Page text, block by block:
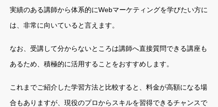
実績のある講師から体系的にWebマーケティングを学びたい方に
は、非常に向いていると言えます。
なお、受講して分からないところは講師へ直接質問できる講座も
あるため、積極的に活用することをおすすめします。
これまでご紹介した学習方法と比較すると、料金が高額になる場
合もありますが、現役のプロからスキルを習得できるチャンスで